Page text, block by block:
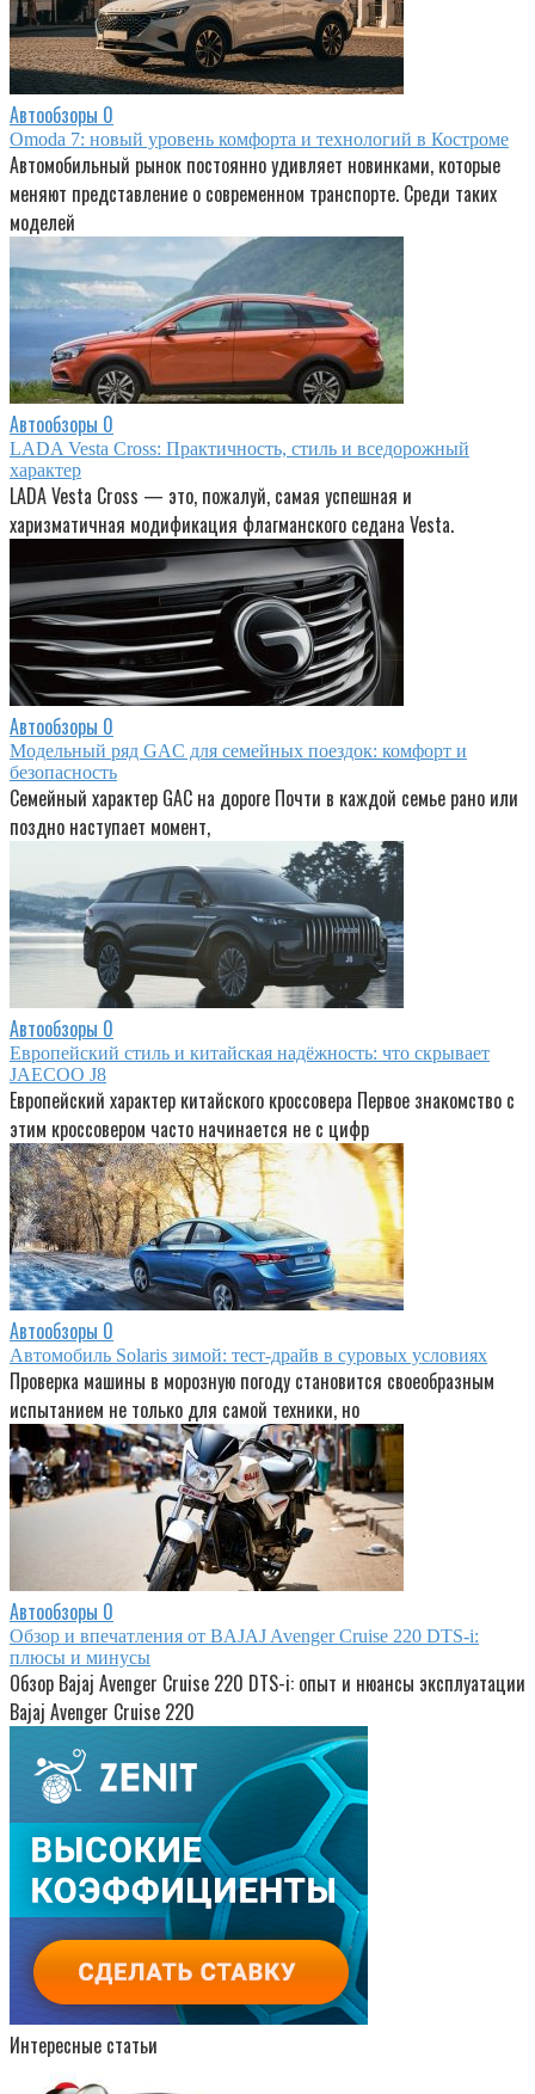
Автообзоры 0
Omoda 7: новый уровень комфорта и технологий в Костроме
Автомобильный рынок постоянно удивляет новинками, которые
меняют представление о современном транспорте. Среди таких
моделей
Автообзоры 0
LADA Vesta Cross: Практичность, стиль и вседорожный
характер
LADA Vesta Cross — это, пожалуй, самая успешная и
харизматичная модификация флагманского седана Vesta.
Автообзоры 0
Модельный ряд GAC для семейных поездок: комфорт и
безопасность
Семейный характер GAC на дороге Почти в каждой семье рано или
поздно наступает момент,
Автообзоры 0
Европейский стиль и китайская надёжность: что скрывает
JAECOO J8
Европейский характер китайского кроссовера Первое знакомство с
этим кроссовером часто начинается не с цифр
Автообзоры 0
Автомобиль Solaris зимой: тест-драйв в суровых условиях
Проверка машины в морозную погоду становится своеобразным
испытанием не только для самой техники, но
Автообзоры 0
Обзор и впечатления от BAJAJ Avenger Cruise 220 DTS-i:
плюсы и минусы
Обзор Bajaj Avenger Cruise 220 DTS-i: опыт и нюансы эксплуатации
Bajaj Avenger Cruise 220
Интересные статьи